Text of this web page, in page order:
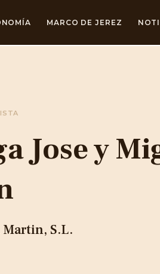
MARCO DE JEREZ
Jose y
Martin, S.L.